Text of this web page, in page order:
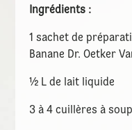
Ingrédients :
1 sachet de
Banane Dr. Oetker
½ L de lait liquide
3 à 4 cuillères à